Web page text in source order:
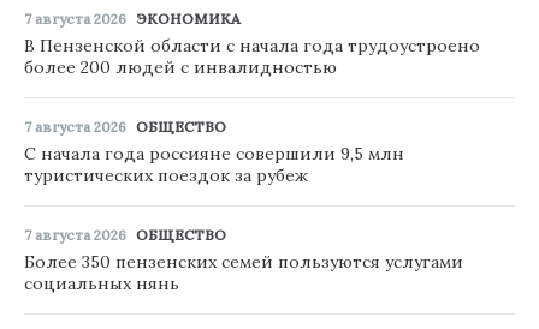
7 августа 2026 ЭКОНОМИКА
В Пензенской области с начала года трудоустроено
более 200 людей с инвалидностью
7 августа 2026 ОБЩЕСТВО
С начала года россияне совершили 9,5 млн
туристических поездок за рубеж
7 августа 2026 ОБЩЕСТВО
Более 350 пензенских семей пользуются услугами
социальных нянь